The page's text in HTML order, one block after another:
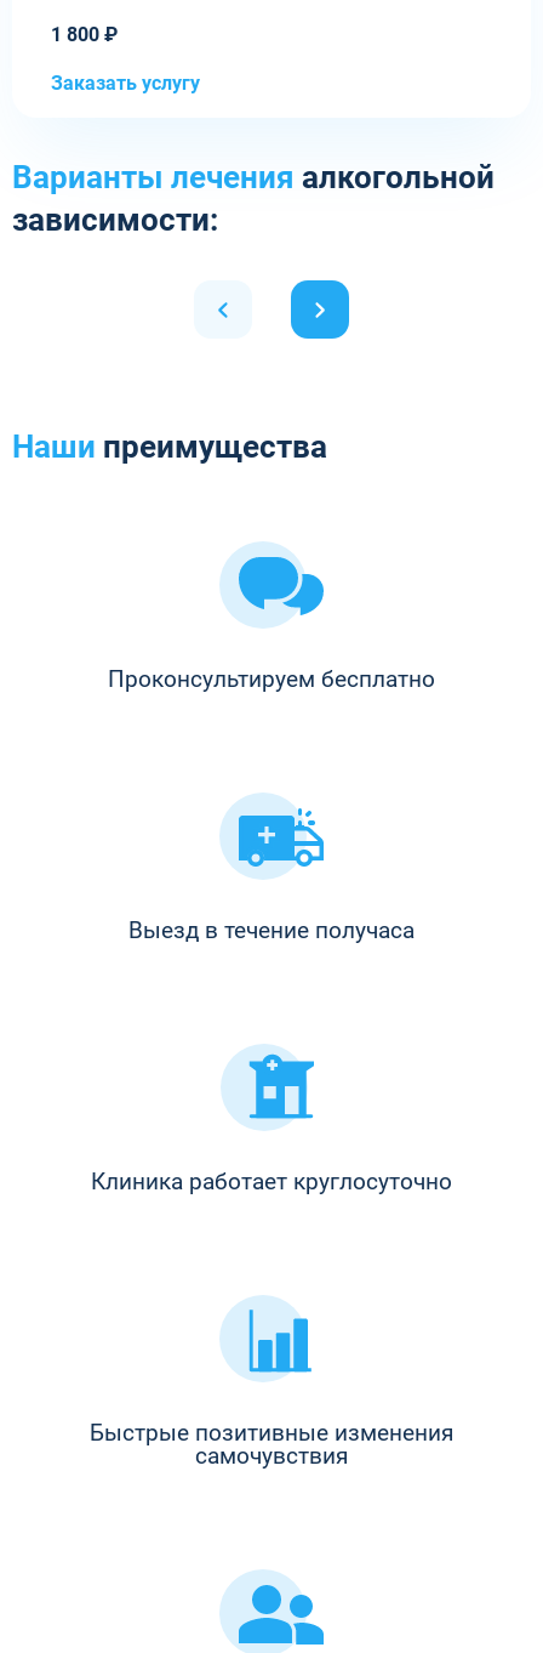
1 800 ₽
Заказать услугу
Варианты лечения алкогольной
зависимости:
Наши преимущества
Проконсультируем бесплатно
Выезд в течение получаса
Клиника работает круглосуточно
Быстрые позитивные изменения
самочувствия